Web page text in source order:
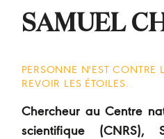
SAMUEL
PERSONNE N'EST CONTRE
REVOIR LES ÉTOILES.
Chercheur au Centre
scientifique (CNRS),